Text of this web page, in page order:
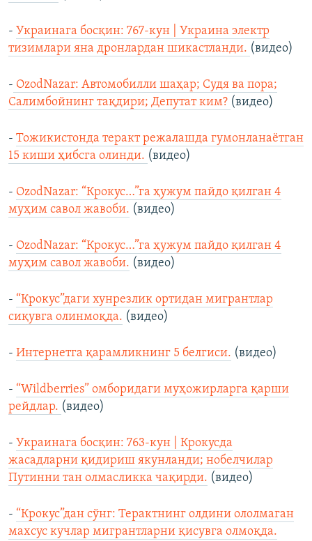
- Украинага босқин: 767-кун | Украина электр
тизимлари яна дронлардан шикастланди. (видео)
- OzodNazar: Автомобилли шаҳар; Судя ва пора;
Салимбойнинг тақдири; Депутат ким? (видео)
- Тожикистонда теракт режалашда гумонланаётган
15 киши ҳибсга олинди. (видео)
- OzodNazar: “Крокус…”га ҳужум пайдо қилган 4
муҳим савол жавоби. (видео)
- OzodNazar: “Крокус…”га ҳужум пайдо қилган 4
муҳим савол жавоби. (видео)
- “Крокус”даги хунрезлик ортидан мигрантлар
сиқувга олинмоқда. (видео)
- Интернетга қарамликнинг 5 белгиси. (видео)
- “Wildberries” омборидаги муҳожирларга қарши
рейдлар. (видео)
- Украинага босқин: 763-кун | Крокусда
жасадларни қидириш якунланди; нобелчилар
Путинни тан олмасликка чақирди. (видео)
- “Крокус”дан сўнг: Терактнинг олдини ололмаган
махсус кучлар мигрантларни қисувга олмоқда.